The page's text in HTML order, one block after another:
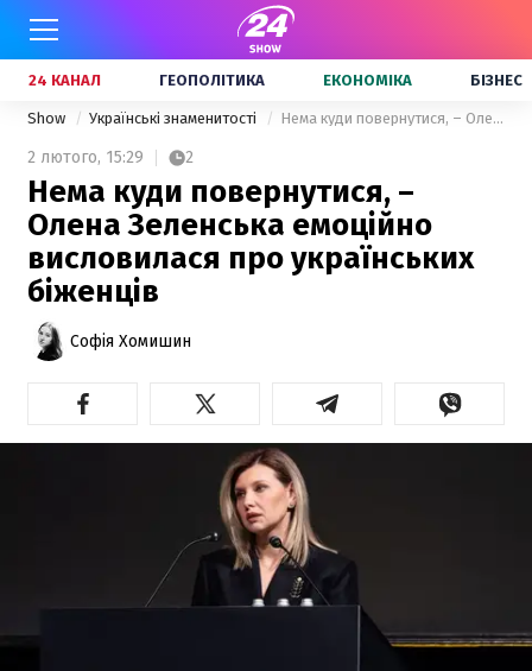
24 КАНАЛ ГЕОПОЛІТИКА ЕКОНОМІКА БІЗНЕС
Show Українські знаменитості Нема куди повернутися, – Олена Зеленська емоційно висловилася про українських біженців
2 лютого, 15:29 2
Нема куди повернутися, –
Олена Зеленська емоційно
висловилася про українських
біженців
Софія Хомишин